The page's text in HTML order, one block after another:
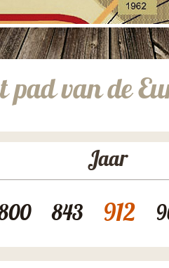
pad van de
Jaar
843 912